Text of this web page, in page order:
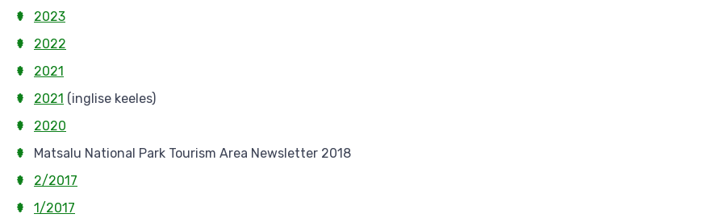
2023
2022
2021
2021 (inglise keeles)
2020
Matsalu National Park Tourism Area Newsletter 2018
2/2017
1/2017